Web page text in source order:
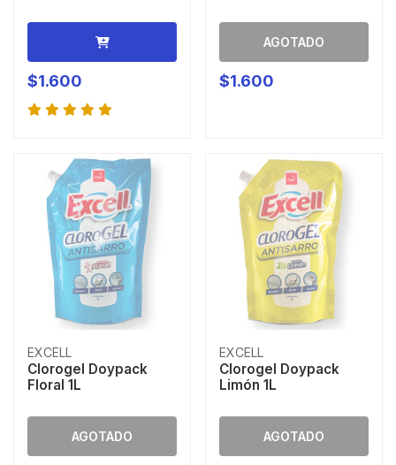
$1.600
AGOTADO
$1.600
EXCELL
Clorogel Doypack
Floral 1L
AGOTADO
EXCELL
Clorogel Doypack
Limón 1L
AGOTADO